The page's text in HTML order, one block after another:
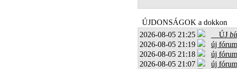
ÚJDONSÁGOK a dokkon
2026-08-05 21:25
ÚJ
2026-08-05 21:19
új
2026-08-05 21:18
új
2026-08-05 21:07
új